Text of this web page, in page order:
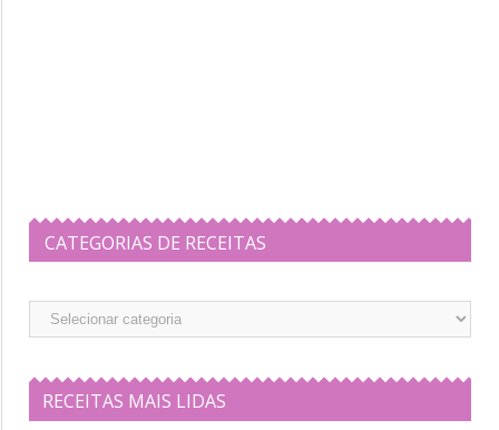
CATEGORIAS DE RECEITAS
Categorias
RECEITAS MAIS LIDAS